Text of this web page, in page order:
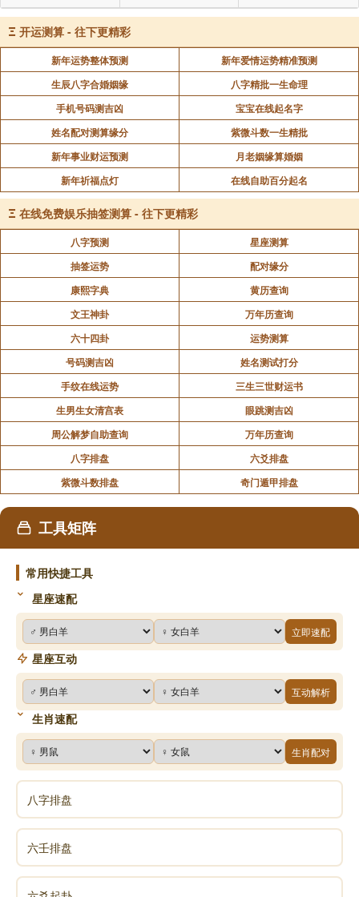
Ξ 开运测算 - 往下更精彩
新年运势整体预测
新年爱情运势精准预测
生辰八字合婚姻缘
八字精批一生命理
手机号码测吉凶
宝宝在线起名字
姓名配对测算缘分
紫微斗数一生精批
新年事业财运预测
月老姻缘算婚姻
新年祈福点灯
在线自助百分起名
Ξ 在线免费娱乐抽签测算 - 往下更精彩
八字预测
星座测算
抽签运势
配对缘分
康熙字典
黄历查询
文王神卦
万年历查询
六十四卦
运势测算
号码测吉凶
姓名测试打分
手纹在线运势
三生三世财运书
生男生女清宫表
眼跳测吉凶
周公解梦自助查询
万年历查询
八字排盘
六爻排盘
紫微斗数排盘
奇门遁甲排盘
工具矩阵
常用快捷工具
星座速配
立即速配
星座互动
互动解析
生肖速配
生肖配对
八字排盘
六壬排盘